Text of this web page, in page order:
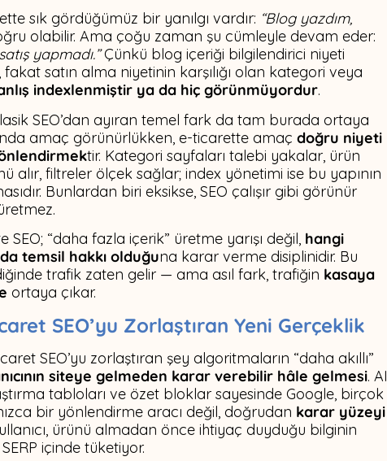
sık gördüğümüz bir yanılgı vardır: “Blog yazdım,
olabilir. Ama çoğu zaman şu cümleyle devam eder:
yapmadı.”Çünkü blog içeriği bilgilendirici niyeti
satın alma niyetinin karşılığı olan kategori veya
indexlenmiştir ya da hiç görünmüyordur.
SEO’dan ayıran temel fark da tam burada ortaya
amaç görünürlükken, e-ticarette amaç doğru niyeti
tir. Kategori sayfaları talebi yakalar, ürün
alır, filtreler ölçek sağlar; index yönetimi ise bu yapının
Bunlardan biri eksikse, SEO çalışır gibi görünür
SEO; “daha fazla içerik” üretme yarışı değil, hangi
temsil hakkı olduğuna karar verme disiplinidir. Bu
trafik zaten gelir — ama asıl fark, trafiğin kasaya
ortaya çıkar.
SEO’yu Zorlaştıran Yeni Gerçeklik
SEO’yu zorlaştıran şey algoritmaların “daha akıllı”
siteye gelmeden karar verebilir hâle gelmesi. AI
tabloları ve özet bloklar sayesinde Google, birçok
bir yönlendirme aracı değil, doğrudan karar yüzeyi
ürünü almadan önce ihtiyaç duyduğu bilginin
içinde tüketiyor.